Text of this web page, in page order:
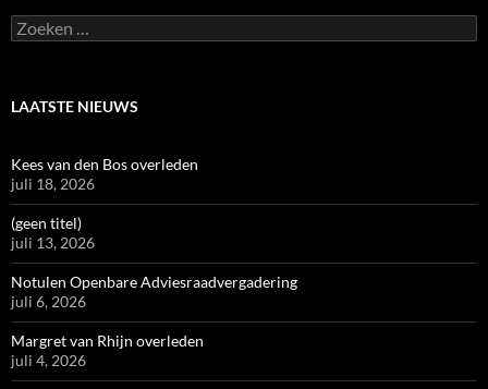
Zoeken
naar:
LAATSTE NIEUWS
Kees van den Bos overleden
juli 18, 2026
(geen titel)
juli 13, 2026
Notulen Openbare Adviesraadvergadering
juli 6, 2026
Margret van Rhijn overleden
juli 4, 2026